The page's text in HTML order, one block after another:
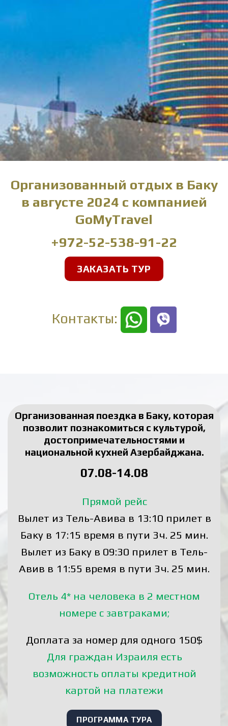
Организованный отдых в Баку
в августе 2024 с компанией
GoMyTravel
+972-52-538-91-22
ЗАКАЗАТЬ ТУР
Контакты:
Организованная поездка в Баку, которая
позволит познакомиться с культурой,
достопримечательностями и
национальной кухней Азербайджана.
07.08-14.08
Прямой рейс
Вылет из Тель-Авива в 13:10 прилет в
Баку в 17:15 время в пути 3ч. 25 мин.
Вылет из Баку в 09:30 прилет в Тель-
Авив в 11:55 время в пути 3ч. 25 мин.
Отель 4* на человека в 2 местном
номере с завтраками;
Доплата за номер для одного 150$
Для граждан Израиля есть
возможность оплаты кредитной
картой на платежи
ПРОГРАММА ТУРА